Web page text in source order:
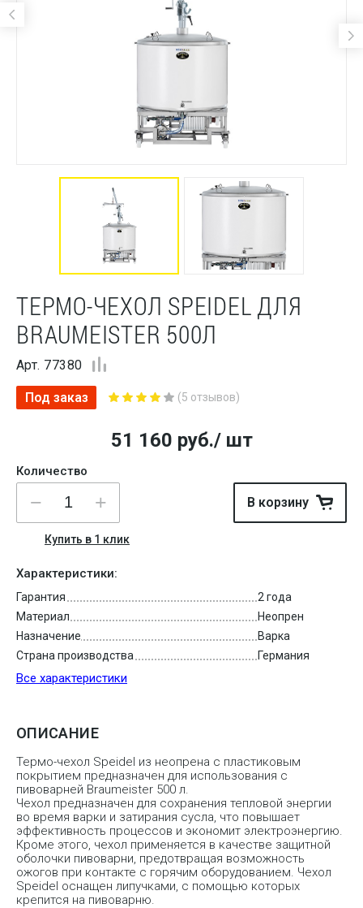
ТЕРМО-ЧЕХОЛ SPEIDEL ДЛЯ
BRAUMEISTER 500Л
Арт. 77380
Под заказ (5 отзывов)
51 160 руб./ шт
Количество
В корзину
Купить в 1 клик
Характеристики:
Все характеристики
Гарантия
2 года
Материал
Неопрен
Назначение
Варка
Страна производства
Германия
ОПИСАНИЕ
Термо-чехол Speidel из неопрена с пластиковым
покрытием предназначен для использования с
пивоварней Braumeister 500 л.
Чехол предназначен для сохранения тепловой энергии
во время варки и затирания сусла, что повышает
эффективность процессов и экономит электроэнергию.
Кроме этого, чехол применяется в качестве защитной
оболочки пивоварни, предотвращая возможность
ожогов при контакте с горячим оборудованием. Чехол
Speidel оснащен липучками, с помощью которых
крепится на пивоварню.